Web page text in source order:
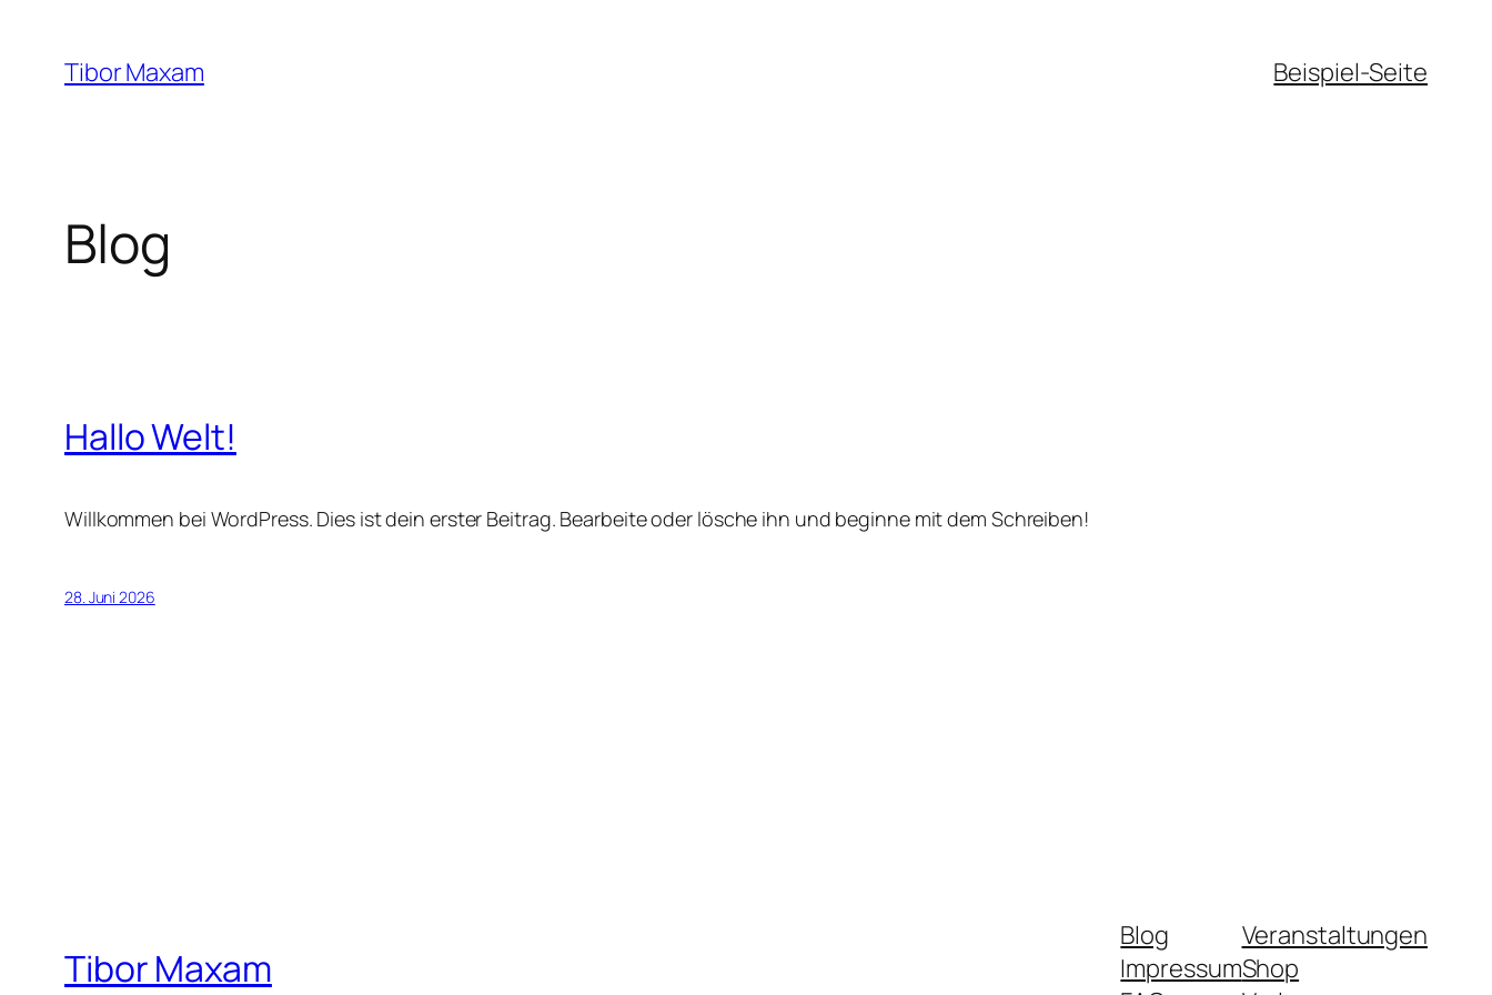
Inhalt
springen
Tibor Maxam Beispiel-Seite
Blog
Hallo Welt!
Willkommen bei WordPress. Dies ist dein erster Beitrag. Bearbeite oder lösche ihn und beginne mit dem Schreiben!
28. Juni 2026
Tibor Maxam
Blog
Impressum
Veranstaltungen
Shop